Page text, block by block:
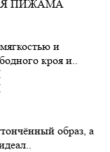
и
кроя и..
образ, а